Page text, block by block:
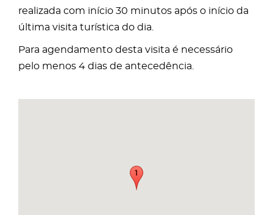
realizada com início 30 minutos após o início da
última visita turística do dia.
Para agendamento desta visita é necessário
pelo menos 4 dias de antecedência.